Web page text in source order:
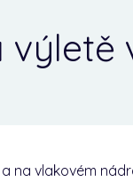
výletě
na vlakovém